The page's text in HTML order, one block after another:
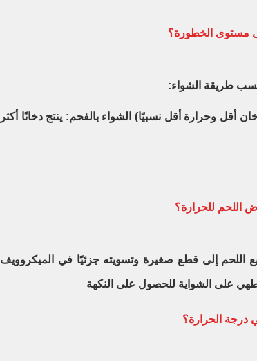
مستوى الخطورة؟
طريقة الشواء:
أقل وحرارة أقل نسبيًا) الشواء بالفحم: ينتج دخانًا أكثر
اللحم للحرارة؟
اللحم إلى قطع صغيرة وتسويته جزئيًا في الميكروويف
على الشواية للحصول على النكهة
درجة الحرارة؟